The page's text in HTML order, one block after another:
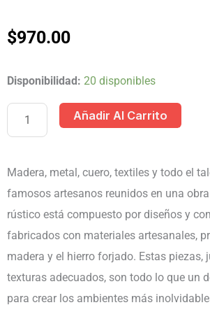
$970.00
Disponibilidad: 20 disponibles
NUEVO
MUEBLE
RUSTICO
Añadir Al Carrito
Madera, metal, cuero, textiles y todo el
famosos artesanos reunidos en una
rústico está compuesto por diseños y
fabricados con materiales artesanales,
madera y el hierro forjado. Estas piezas,
texturas adecuados, son todo lo que un
para crear los ambientes más